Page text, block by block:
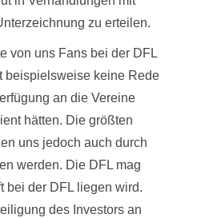
zu erteilen.
von uns Fans bei der DFL
beispielsweise keine Rede
an die Vereine
hätten. Die größten
uns jedoch auch durch
werden. Die DFL mag
bei der DFL liegen wird.
des Investors an